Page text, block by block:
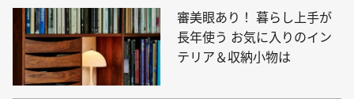
審美眼あり！ 暮らし上手が
長年使う お気に入りのイン
テリア＆収納小物は